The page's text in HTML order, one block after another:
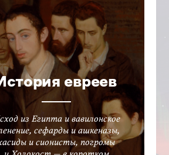
евреев
из Египта и вавилонское
сефарды и ашкеназы,
и сионисты, погромы